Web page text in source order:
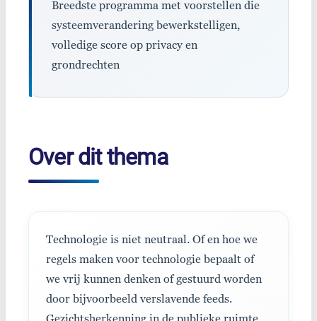
Breedste programma met voorstellen die
systeemverandering bewerkstelligen,
volledige score op privacy en
grondrechten
Over dit thema
Technologie is niet neutraal. Of en hoe we
regels maken voor technologie bepaalt of
we vrij kunnen denken of gestuurd worden
door bijvoorbeeld verslavende feeds.
Gezichtsherkenning in de publieke ruimte